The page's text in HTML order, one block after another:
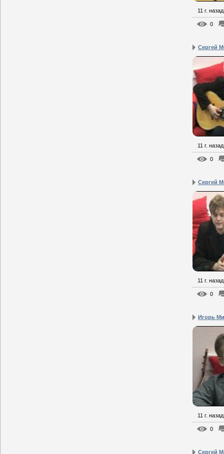
11 г. назад
0
Сергей
11 г. назад
0
Сергей
11 г. назад
0
Игорь
11 г. назад
0
Сергей